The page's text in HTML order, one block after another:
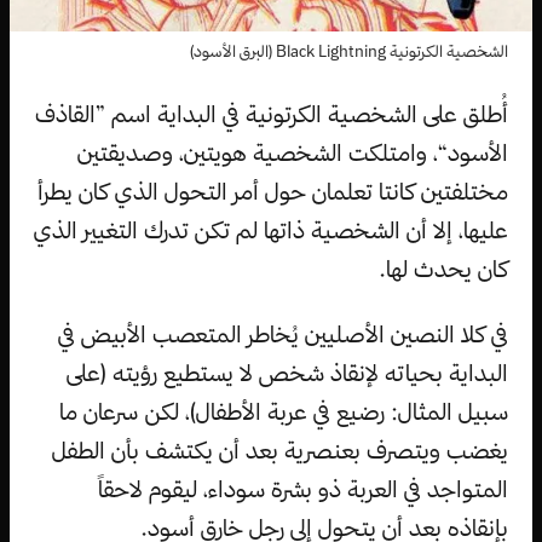
الشخصية الكرتونية Black Lightning (البرق الأسود)
أُطلق على الشخصية الكرتونية في البداية اسم ”القاذف
الأسود“، وامتلكت الشخصية هويتين، وصديقتين
مختلفتين كانتا تعلمان حول أمر التحول الذي كان يطرأ
عليها، إلا أن الشخصية ذاتها لم تكن تدرك التغيير الذي
كان يحدث لها.
في كلا النصين الأصليين يُخاطر المتعصب الأبيض في
البداية بحياته لإنقاذ شخص لا يستطيع رؤيته (على
سبيل المثال: رضيع في عربة الأطفال)، لكن سرعان ما
يغضب ويتصرف بعنصرية بعد أن يكتشف بأن الطفل
المتواجد في العربة ذو بشرة سوداء، ليقوم لاحقاً
بإنقاذه بعد أن يتحول إلى رجل خارق أسود.